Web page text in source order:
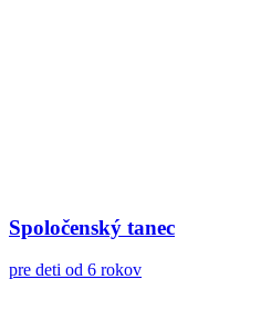
Spoločenský tanec
pre deti od 6 rokov